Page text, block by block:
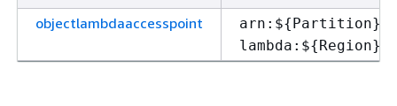
objectlambdaaccesspoint arn:${
lambda:${